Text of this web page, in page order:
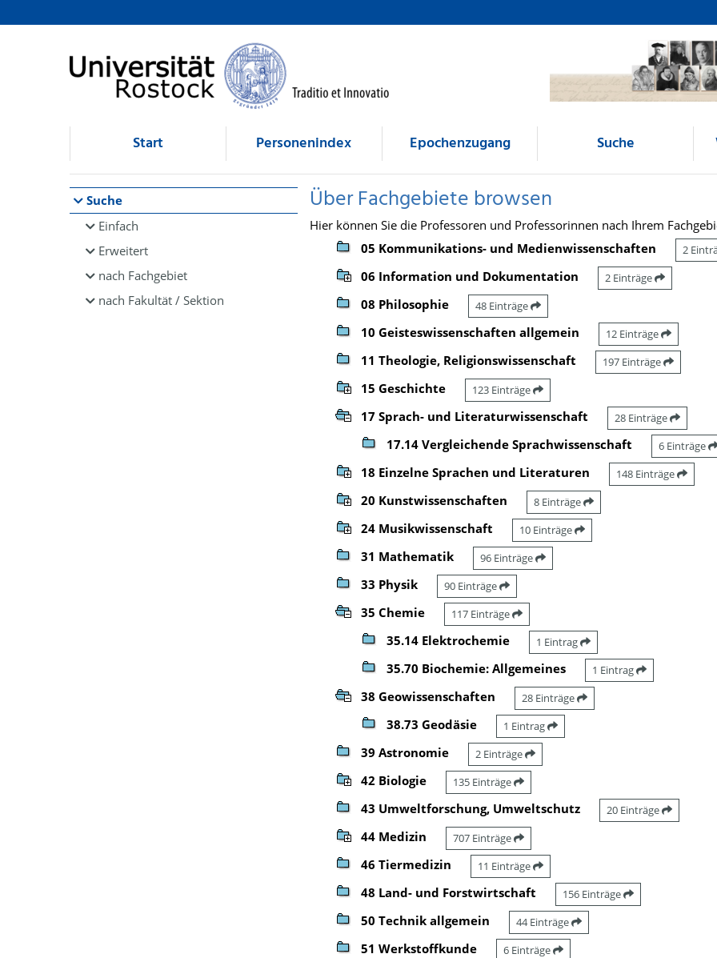
Browsen
direkt zum Inhalt
Start Personenindex Epochenzugang Suche
Suche
Einfach
Erweitert
nach Fachgebiet
nach Fakultät / Sektion
Über Fachgebiete browsen
Hier können Sie die Professoren und Professorinnen nach Ihrem
05 Kommunikations- und Medienwissenschaften
2
06 Information und Dokumentation 2 Einträge
08 Philosophie 48 Einträge
10 Geisteswissenschaften allgemein 12 Einträge
11 Theologie, Religionswissenschaft 197 Einträge
15 Geschichte 123 Einträge
17 Sprach- und Literaturwissenschaft 28 Einträge
17.14 Vergleichende Sprachwissenschaft 6 Einträge
18 Einzelne Sprachen und Literaturen 148 Einträge
20 Kunstwissenschaften 8 Einträge
24 Musikwissenschaft 10 Einträge
31 Mathematik 96 Einträge
33 Physik 90 Einträge
35 Chemie 117 Einträge
35.14 Elektrochemie 1 Eintrag
35.70 Biochemie: Allgemeines 1 Eintrag
38 Geowissenschaften 28 Einträge
38.73 Geodäsie 1 Eintrag
39 Astronomie 2 Einträge
42 Biologie 135 Einträge
43 Umweltforschung, Umweltschutz 20 Einträge
44 Medizin 707 Einträge
46 Tiermedizin 11 Einträge
48 Land- und Forstwirtschaft 156 Einträge
50 Technik allgemein 44 Einträge
51 Werkstoffkunde 6 Einträge